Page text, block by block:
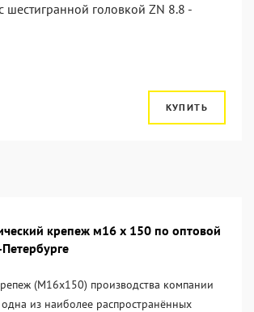
шестигранной головкой ZN 8.8 -
КУПИТЬ
крепеж м16 х 150 по оптовой
(М16х150) производства компании
из наиболее распространённых